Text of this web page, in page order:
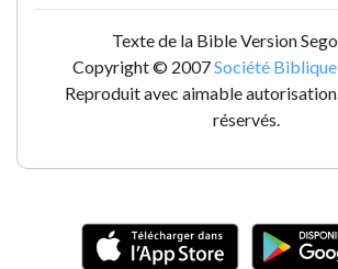
Texte de la Bible Version
Copyright © 2007Société
Reproduit avec aimable
réservés.